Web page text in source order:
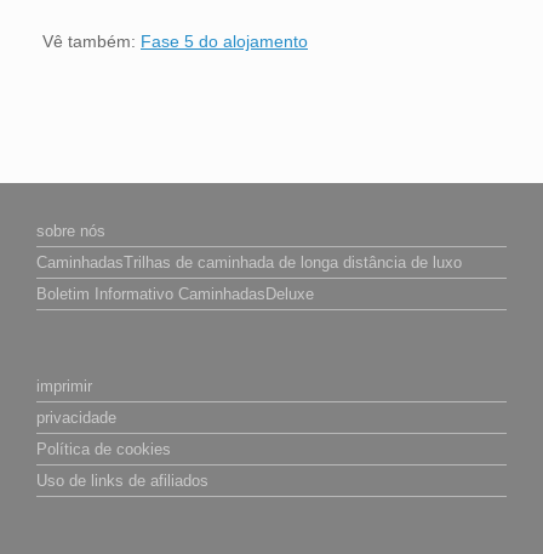
Vê também: Fase 5 do alojamento
sobre nós
CaminhadasTrilhas de caminhada de longa distância de luxo
Boletim Informativo CaminhadasDeluxe
imprimir
privacidade
Política de cookies
Uso de links de afiliados